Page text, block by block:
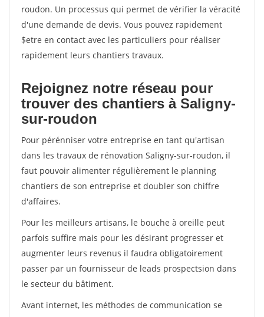
roudon. Un processus qui permet de vérifier la véracité
d'une demande de devis. Vous pouvez rapidement
$etre en contact avec les particuliers pour réaliser
rapidement leurs chantiers travaux.
Rejoignez notre réseau pour
trouver des chantiers à Saligny-
sur-roudon
Pour pérénniser votre entreprise en tant qu'artisan
dans les travaux de rénovation Saligny-sur-roudon, il
faut pouvoir alimenter régulièrement le planning
chantiers de son entreprise et doubler son chiffre
d'affaires.
Pour les meilleurs artisans, le bouche à oreille peut
parfois suffire mais pour les désirant progresser et
augmenter leurs revenus il faudra obligatoirement
passer par un fournisseur de leads prospectsion dans
le secteur du bâtiment.
Avant internet, les méthodes de communication se